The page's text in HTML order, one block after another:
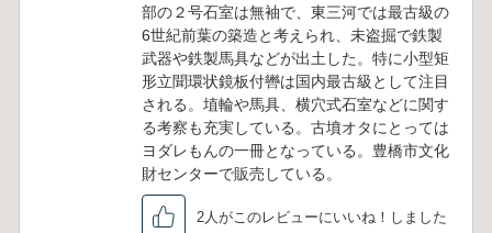
部の２号石室は無袖で、東三河では最古級の
6世紀前葉の築造と考えられ、未盗掘で鉄製
武器や鉄製馬具などが出土した。特に小型矩
形立聞環状鏡板付轡は国内最古級として注目
される。埴輪や馬具、横穴式石室などに関す
る考察も充実している。古墳オタにとっては
ヨダレもんの一冊となっている。豊橋市文化
財センターで販売している。
2人がこのレビューにいいね！しました